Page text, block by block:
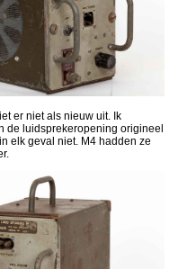
er niet als nieuw uit. Ik
de luidsprekeropening origineel
elk geval niet. M4 hadden ze